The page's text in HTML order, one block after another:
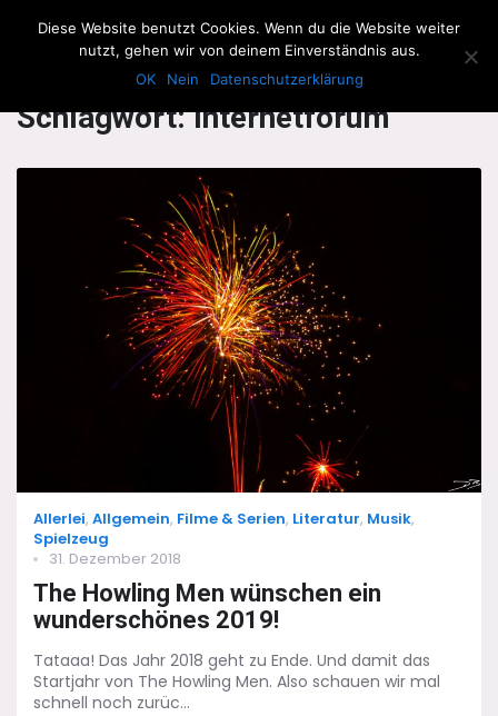
The Howling Men
Schlagwort:Internetforum
Categories
Allerlei, Allgemein, Filme & Serien, Literatur, Musik,
Spielzeug
Posted
on
31. Dezember 2018
The Howling Men wünschen ein
wunderschönes 2019!
Tataaa! Das Jahr 2018 geht zu Ende. Und damit das
Startjahr von The Howling Men. Also schauen wir mal
schnell noch zurüc...
Diese Website benutzt Cookies. Wenn du die Website weiter
nutzt, gehen wir von deinem Einverständnis aus.
OK
Nein Datenschutzerklärung